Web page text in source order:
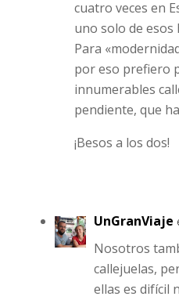
cuatro veces en
uno solo de esos
Para
por eso prefiero
innumerables
pendiente, que
¡Besos a los dos!
UnGranViaje
Nosotros
callejuelas,
ellas es difícil